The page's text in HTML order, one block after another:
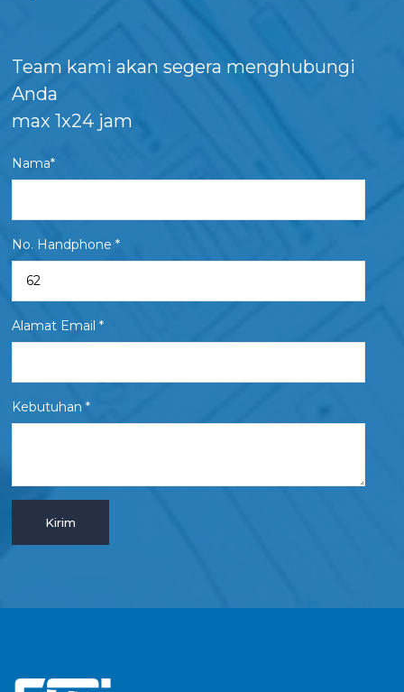
Team kami akan segera menghubungi
Anda
max 1x24 jam
Nama*
No. Handphone *
Alamat Email *
Kebutuhan *